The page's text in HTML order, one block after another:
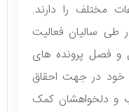
مختلف را دارند.
سالیان فعالیت
فصل پرونده های
خود در جهت احقاق
و دلخواهشان کمک